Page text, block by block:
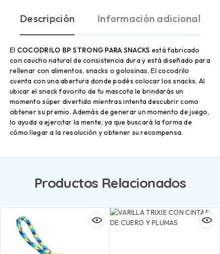
Descripción Información adicional
El COCODRILO BP STRONG PARA SNACKS está fabricado
con caucho natural de consistencia dura y está diseñado para
rellenar con alimentos, snacks o golosinas. El cocodrilo
cuenta con una abertura donde podés colocar los snacks. Al
ubicar el snack favorito de tu mascota le brindarás un
momento súper divertido mientras intenta descubrir como
obtener su premio. Además de generar un momento de juego,
lo ayuda a ejercitar la mente, ya que buscará la forma de
cómo llegar a la resolución y obtener su recompensa.
Productos Relacionados